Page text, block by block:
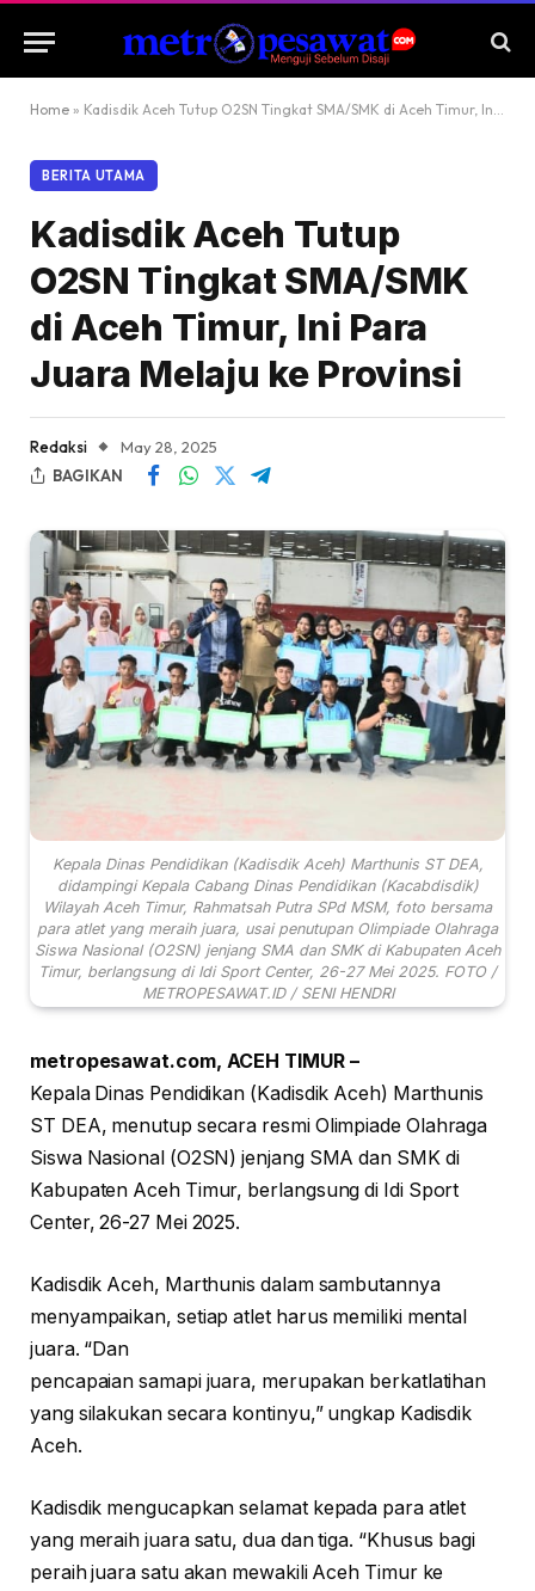
Home » Kadisdik Aceh Tutup O2SN Tingkat SMA/SMK di Aceh Timur, Ini Para Juara Melaju ke Provinsi
BERITA UTAMA
Kadisdik Aceh Tutup
O2SN Tingkat SMA/SMK
di Aceh Timur, Ini Para
Juara Melaju ke Provinsi
Redaksi
May 28, 2025
BAGIKAN
Kepala Dinas Pendidikan (Kadisdik Aceh) Marthunis ST DEA,
didampingi Kepala Cabang Dinas Pendidikan (Kacabdisdik)
Wilayah Aceh Timur, Rahmatsah Putra SPd MSM, foto bersama
para atlet yang meraih juara, usai penutupan Olimpiade Olahraga
Siswa Nasional (O2SN) jenjang SMA dan SMK di Kabupaten Aceh
Timur, berlangsung di Idi Sport Center, 26-27 Mei 2025. FOTO /
METROPESAWAT.ID / SENI HENDRI
metropesawat.com, ACEH TIMUR –
Kepala Dinas Pendidikan (Kadisdik Aceh) Marthunis
ST DEA, menutup secara resmi Olimpiade Olahraga
Siswa Nasional (O2SN) jenjang SMA dan SMK di
Kabupaten Aceh Timur, berlangsung di Idi Sport
Center, 26-27 Mei 2025.
Kadisdik Aceh, Marthunis dalam sambutannya
menyampaikan, setiap atlet harus memiliki mental
juara. “Dan
pencapaian samapi juara, merupakan berkatlatihan
yang silakukan secara kontinyu,” ungkap Kadisdik
Aceh.
Kadisdik mengucapkan selamat kepada para atlet
yang meraih juara satu, dua dan tiga. “Khusus bagi
peraih juara satu akan mewakili Aceh Timur ke